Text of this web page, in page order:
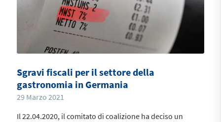
Sgravi fiscali per il settore della
gastronomia in Germania
29 Marzo 2021
Il 22.04.2020, il comitato di coalizione ha deciso un